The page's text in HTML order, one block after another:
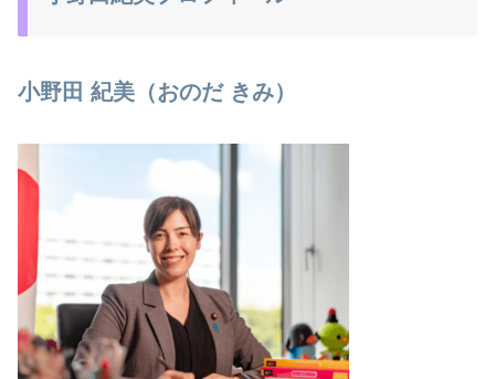
小野田 紀美（おのだ きみ）